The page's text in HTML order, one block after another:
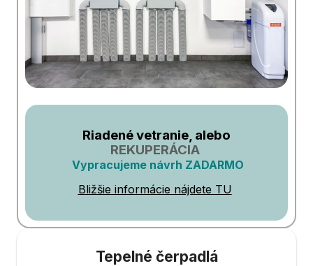
Riadené vetranie, alebo
REKUPERÁCIA
Vypracujeme návrh ZADARMO
Bližšie informácie nájdete TU
Tepelné čerpadlá